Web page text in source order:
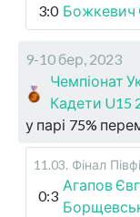
3:0 Божкевич
9-10 бер, 2023
Чемпіонат
Кадети U15
у парі 75%
11.03. Фінал
0:3
Агапов